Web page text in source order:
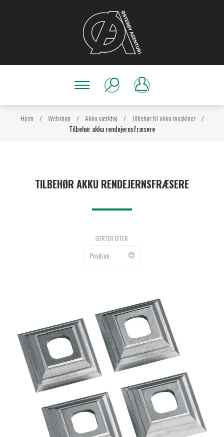
Hjem / Webshop / Akku værktøj / Tilbehør til akku maskiner /
Tilbehør akku rendejernsfræsere
TILBEHØR AKKU RENDEJERNSFRÆSERE
SORTER EFTER